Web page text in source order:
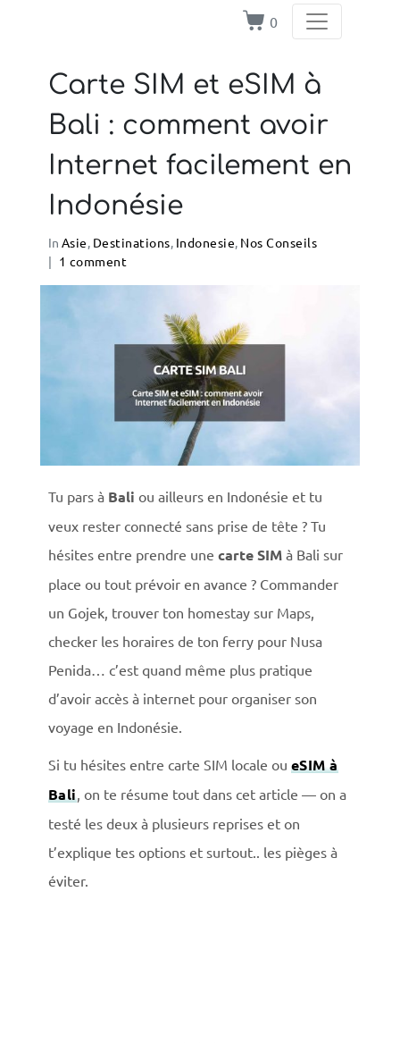
0
Carte SIM et eSIM à
Bali : comment avoir
Internet facilement en
Indonésie
In Asie, Destinations, Indonesie, Nos Conseils
1 comment
Tu pars à Bali ou ailleurs en Indonésie et tu
veux rester connecté sans prise de tête ? Tu
hésites entre prendre une carte SIMà Bali sur
place ou tout prévoir en avance ? Commander
un Gojek, trouver ton homestay sur Maps,
checker les horaires de ton ferry pour Nusa
Penida… c’est quand même plus pratique
d’avoir accès à internet pour organiser son
voyage en Indonésie.
Si tu hésites entre carte SIM locale ou eSIM à
Bali, on te résume tout dans cet article — on a
testé les deux à plusieurs reprises et on
t’explique tes options et surtout.. les pièges à
éviter.